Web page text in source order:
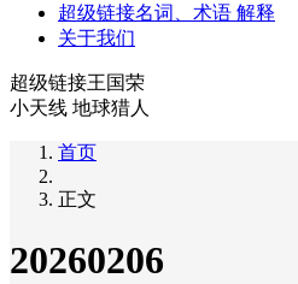
超级链接名词、术语 解释
关于我们
超级链接王国荣
小天线 地球猎人
首页
正文
20260206